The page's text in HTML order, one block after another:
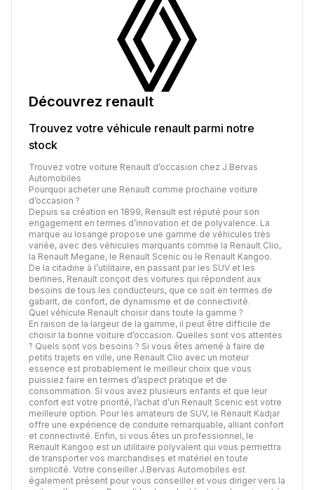
Découvrez renault
Trouvez votre véhicule renault parmi notre
stock
Trouvez votre voiture Renault d’occasion chez J.Bervas
Automobiles
Pourquoi acheter une Renault comme prochaine voiture
d’occasion ?
Depuis sa création en 1899, Renault est réputé pour son
engagement en termes d’innovation et de polyvalence. La
marque au losange propose une gamme de véhicules très
variée, avec des véhicules marquants comme la Renault Clio,
la Renault Megane, le Renault Scenic ou le Renault Kangoo.
De la citadine à l’utilitaire, en passant par les SUV et les
berlines, Renault conçoit des voitures qui répondent aux
besoins de tous les conducteurs, que ce soit en termes de
gabarit, de confort, de dynamisme et de connectivité.
Quel véhicule Renault choisir dans toute la gamme ?
En raison de la largeur de la gamme, il peut être difficile de
choisir la bonne voiture d’occasion. Quelles sont vos attentes
? Quels sont vos besoins ? Si vous êtes amené à faire de
petits trajets en ville, une Renault Clio avec un moteur
essence est probablement le meilleur choix que vous
puissiez faire en termes d’aspect pratique et de
consommation. Si vous avez plusieurs enfants et que leur
confort est votre priorité, l’achat d’un Renault Scenic est votre
meilleure option. Pour les amateurs de SUV, le Renault Kadjar
offre une expérience de conduite remarquable, alliant confort
et connectivité. Enfin, si vous êtes un professionnel, le
Renault Kangoo est un utilitaire polyvalent qui vous permettra
de transporter vos marchandises et matériel en toute
simplicité. Votre conseiller J.Bervas Automobiles est
également présent pour vous conseiller et vous diriger vers la